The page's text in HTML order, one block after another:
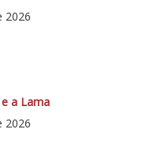
2026
a Lama
2026